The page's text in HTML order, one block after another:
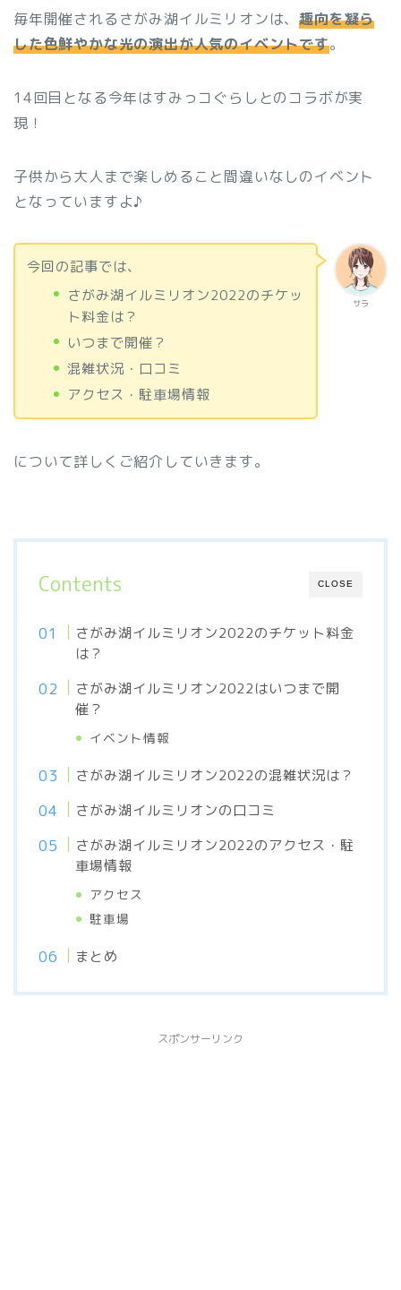
毎年開催されるさがみ湖イルミリオンは、趣向を凝ら
した色鮮やかな光の演出が人気のイベントです。
14回目となる今年はすみっコぐらしとのコラボが実
現！
子供から大人まで楽しめること間違いなしのイベント
となっていますよ♪
サラ
今回の記事では、
さがみ湖イルミリオン2022のチケッ
ト料金は？
いつまで開催？
混雑状況・口コミ
アクセス・駐車場情報
について詳しくご紹介していきます。
CLOSE
Contents
さがみ湖イルミリオン2022のチケット料金
は？
さがみ湖イルミリオン2022はいつまで開
催？
イベント情報
さがみ湖イルミリオン2022の混雑状況は？
さがみ湖イルミリオンの口コミ
さがみ湖イルミリオン2022のアクセス・駐
車場情報
アクセス
駐車場
まとめ
スポンサーリンク